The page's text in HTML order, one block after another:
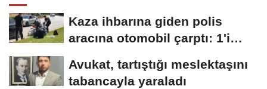
Kaza ihbarına giden polis
aracına otomobil çarptı: 1'i
Avukat, tartıştığı meslektaşını
tabancayla yaraladı